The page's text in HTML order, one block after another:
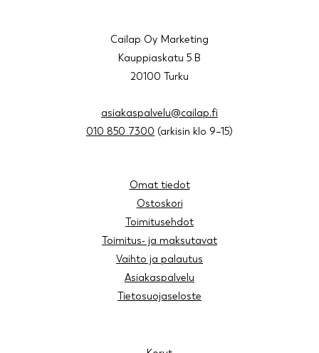
Cailap Oy Marketing
Kauppiaskatu 5 B
20100 Turku
asiakaspalvelu@cailap.fi
010 850 7300 (arkisin klo 9–15)
Omat tiedot
Ostoskori
Toimitusehdot
Toimitus- ja maksutavat
Vaihto ja palautus
Asiakaspalvelu
Tietosuojaseloste